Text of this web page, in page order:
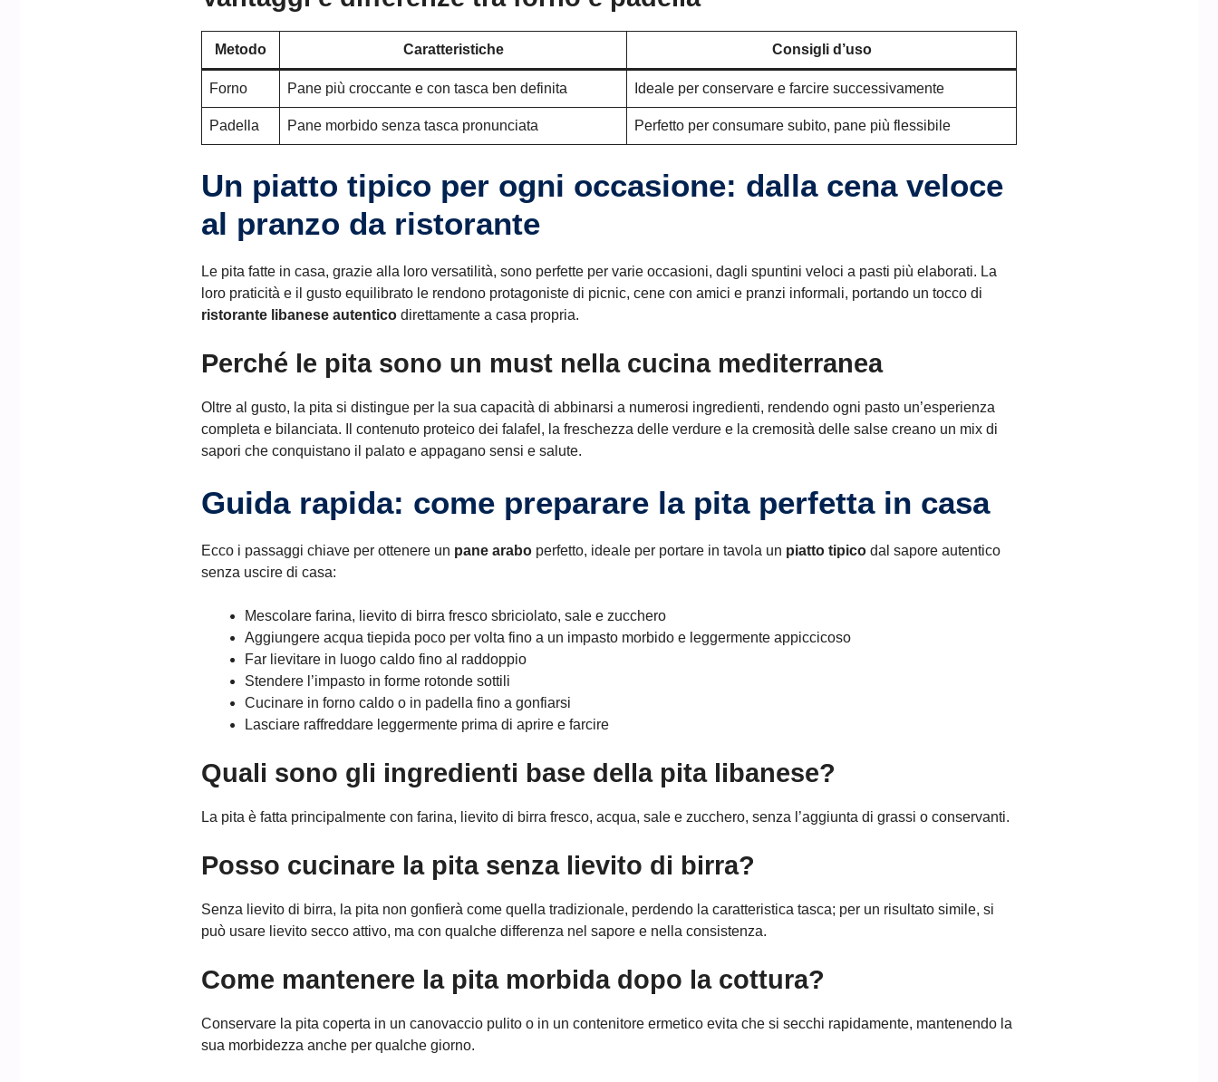
Metodo Caratteristiche Consigli d’uso
Forno Pane più croccante e con tasca ben definita Ideale per conservare e farcire successivamente
Padella Pane morbido senza tasca pronunciata Perfetto per consumare subito, pane più flessibile
Un piatto tipico per ogni occasione: dalla cena veloce
al pranzo da ristorante
Le pita fatte in casa, grazie alla loro versatilità, sono perfette per varie occasioni, dagli spuntini veloci a pasti più elaborati. La
loro praticità e il gusto equilibrato le rendono protagoniste di picnic, cene con amici e pranzi informali, portando un tocco di
ristorante libanese autentico direttamente a casa propria.
Perché le pita sono un must nella cucina mediterranea
Oltre al gusto, la pita si distingue per la sua capacità di abbinarsi a numerosi ingredienti, rendendo ogni pasto un’esperienza
completa e bilanciata. Il contenuto proteico dei falafel, la freschezza delle verdure e la cremosità delle salse creano un mix di
sapori che conquistano il palato e appagano sensi e salute.
Guida rapida: come preparare la pita perfetta in casa
Ecco i passaggi chiave per ottenere un pane arabo perfetto, ideale per portare in tavola un piatto tipico dal sapore autentico
senza uscire di casa:
Mescolare farina, lievito di birra fresco sbriciolato, sale e zucchero
Aggiungere acqua tiepida poco per volta fino a un impasto morbido e leggermente appiccicoso
Far lievitare in luogo caldo fino al raddoppio
Stendere l’impasto in forme rotonde sottili
Cucinare in forno caldo o in padella fino a gonfiarsi
Lasciare raffreddare leggermente prima di aprire e farcire
Quali sono gli ingredienti base della pita libanese?
La pita è fatta principalmente con farina, lievito di birra fresco, acqua, sale e zucchero, senza l’aggiunta di grassi o conservanti.
Posso cucinare la pita senza lievito di birra?
Senza lievito di birra, la pita non gonfierà come quella tradizionale, perdendo la caratteristica tasca; per un risultato simile, si
può usare lievito secco attivo, ma con qualche differenza nel sapore e nella consistenza.
Come mantenere la pita morbida dopo la cottura?
Conservare la pita coperta in un canovaccio pulito o in un contenitore ermetico evita che si secchi rapidamente, mantenendo la
sua morbidezza anche per qualche giorno.